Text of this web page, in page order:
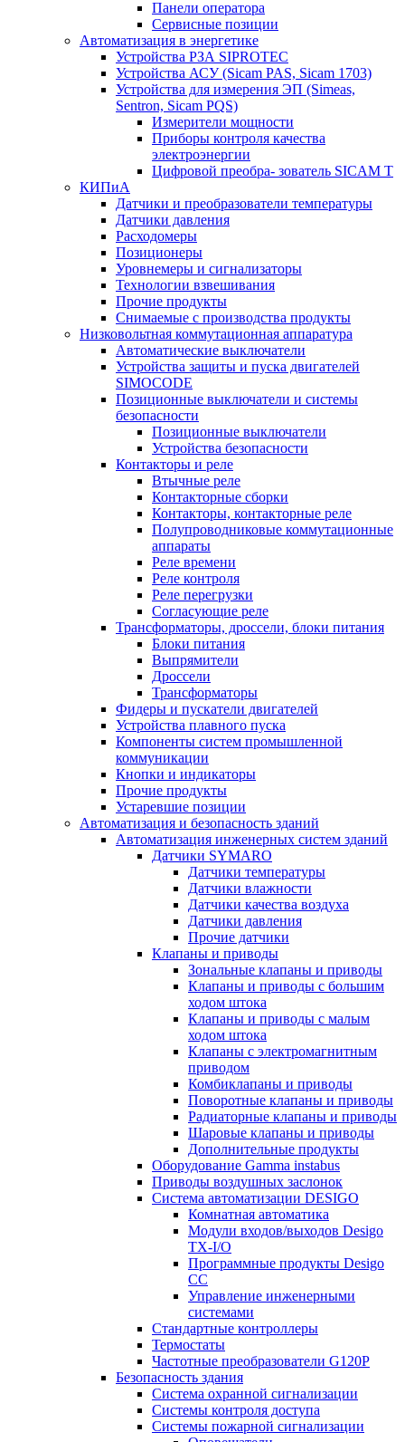
Панели оператора
Сервисные позиции
Автоматизация в энергетике
Устройства РЗА SIPROTEC
Устройства АСУ (Sicam PAS, Sicam 1703)
Устройства для измерения ЭП (Simeas,
Sentron, Sicam PQS)
Измерители мощности
Приборы контроля качества
электроэнергии
Цифровой преобра- зователь SICAM T
КИПиА
Датчики и преобразователи температуры
Датчики давления
Расходомеры
Позиционеры
Уровнемеры и сигнализаторы
Технологии взвешивания
Прочие продукты
Снимаемые с производства продукты
Низковольтная коммутационная аппаратура
Автоматические выключатели
Устройства защиты и пуска двигателей
SIMOCODE
Позиционные выключатели и системы
безопасности
Позиционные выключатели
Устройства безопасности
Контакторы и реле
Втычные реле
Контакторные сборки
Контакторы, контакторные реле
Полупроводниковые коммутационные
аппараты
Реле времени
Реле контроля
Реле перегрузки
Согласующие реле
Трансформаторы, дроссели, блоки питания
Блоки питания
Выпрямители
Дроссели
Трансформаторы
Фидеры и пускатели двигателей
Устройства плавного пуска
Компоненты систем промышленной
коммуникации
Кнопки и индикаторы
Прочие продукты
Устаревшие позиции
Автоматизация и безопасность зданий
Автоматизация инженерных систем зданий
Датчики SYMARO
Датчики температуры
Датчики влажности
Датчики качества воздуха
Датчики давления
Прочие датчики
Клапаны и приводы
Зональные клапаны и приводы
Клапаны и приводы с большим
ходом штока
Клапаны и приводы с малым
ходом штока
Клапаны с электромагнитным
приводом
Комбиклапаны и приводы
Поворотные клапаны и приводы
Радиаторные клапаны и приводы
Шаровые клапаны и приводы
Дополнительные продукты
Оборудование Gamma instabus
Приводы воздушных заслонок
Система автоматизации DESIGO
Комнатная автоматика
Модули входов/выходов Desigo
TX-I/O
Программные продукты Desigo
CC
Управление инженерными
системами
Стандартные контроллеры
Термостаты
Частотные преобразователи G120P
Безопасность здания
Система охранной сигнализации
Системы контроля доступа
Системы пожарной сигнализации